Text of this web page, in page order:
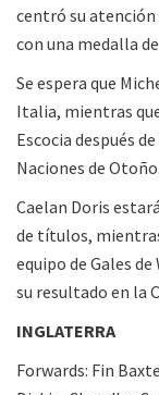
centró su
con una medalla
Se espera que
Italia, mientras
Escocia después
Naciones de Otoño.
Caelan Doris
de títulos,
equipo de Gales
su resultado en la
INGLATERRA
Forwards: Fin